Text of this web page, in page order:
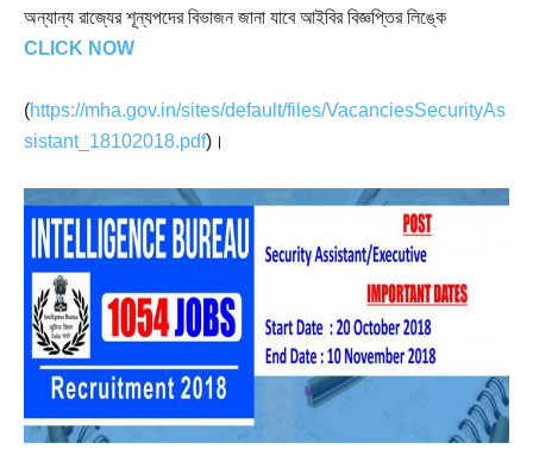
অন্যান্য রাজ্যের শূন্যপদের বিভাজন জানা যাবে আইবির বিজ্ঞপ্তির লিঙ্কে
CLICK NOW
(https://mha.gov.in/sites/default/files/VacanciesSecurityAs
sistant_18102018.pdf)।